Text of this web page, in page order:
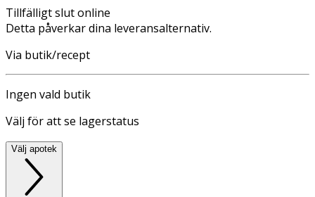
Tillfälligt slut online
Detta påverkar dina leveransalternativ.
Via butik/recept
Ingen vald butik
Välj för att se lagerstatus
Välj apotek